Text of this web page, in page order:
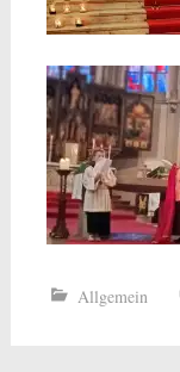
Allgemein